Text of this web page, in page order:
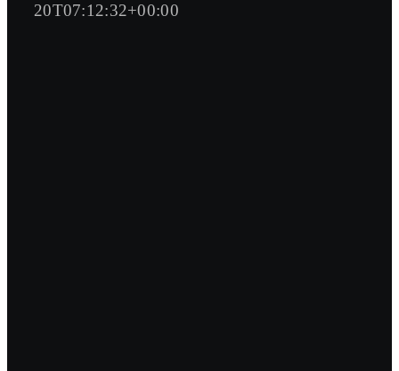
20T07:12:32+00:00